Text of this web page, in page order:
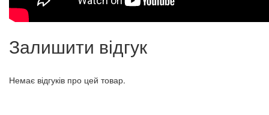
Залишити відгук
Немає відгуків про цей товар.